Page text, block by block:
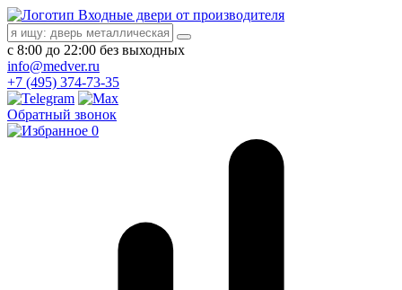
Входные двери от производителя
с 8:00 до 22:00 без выходных
info@medver.ru
+7 (495) 374-73-35
Обратный звонок
0